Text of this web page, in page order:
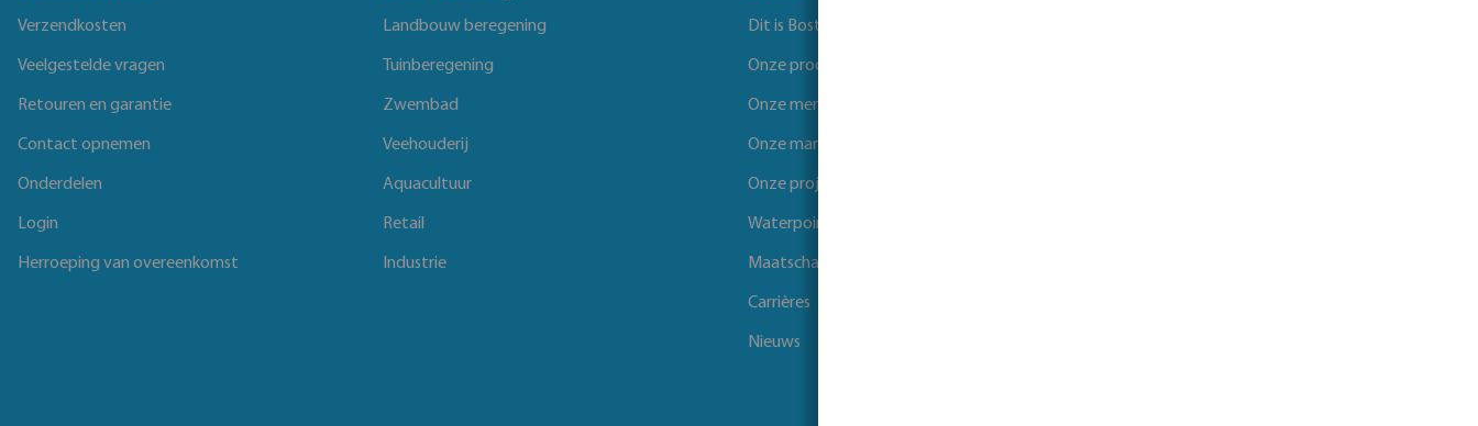
Verzendkosten
Veelgestelde vragen
Retouren en garantie
Contact opnemen
Onderdelen
Login
Herroeping van overeenkomst
Landbouw beregening
Tuinberegening
Zwembad
Veehouderij
Aquacultuur
Retail
Industrie
Dit is Bosta
Onze producten
Onze merken
Onze markten
Onze projecten
Waterpoints
Maatschappelijk verantwoord ondernemen
Carrières
Nieuws